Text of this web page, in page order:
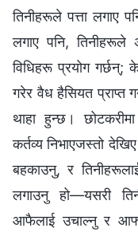
तिनीहरूले पत्ता लगाए
लगाए पनि, तिनीहरूले
विधिहरू प्रयोग गर्छन्;
गरेर वैध हैसियत प्राप्त
थाहा हुन्छ।
कर्तव्य निभाएजस्तो
बहकाउनु, र
लगाउनु हो—यसरी
आफैलाई उचाल्‍नु र आफ्नै